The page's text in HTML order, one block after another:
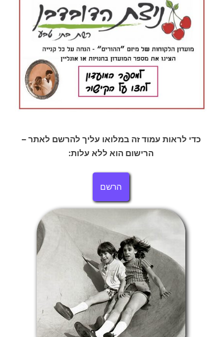
כדי לראות עמוד זה במלואו עליך להרשם לאתר –
הרישום הוא ללא עלות:
הרשם